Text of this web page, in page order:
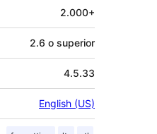
2.000+
2.6 o superior
4.5.33
English (US)